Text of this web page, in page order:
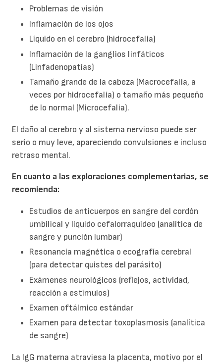
Problemas de visión
Inflamación de los ojos
Líquido en el cerebro (hidrocefalia)
Inflamación de la ganglios linfáticos
(Linfadenopatías)
Tamaño grande de la cabeza (Macrocefalia, a
veces por hidrocefalia) o tamaño más pequeño
de lo normal (Microcefalia).
El daño al cerebro y al sistema nervioso puede ser
serio o muy leve, apareciendo convulsiones e incluso
retraso mental.
En cuanto a las exploraciones complementarias, se
recomienda:
Estudios de anticuerpos en sangre del cordón
umbilical y líquido cefalorraquídeo (analítica de
sangre y punción lumbar)
Resonancia magnética o ecografía cerebral
(para detectar quistes del parásito)
Exámenes neurológicos (reflejos, actividad,
reacción a estímulos)
Examen oftálmico estándar
Examen para detectar toxoplasmosis (analítica
de sangre)
La IgG materna atraviesa la placenta, motivo por el